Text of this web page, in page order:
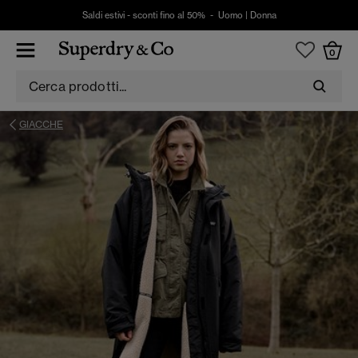
Saldi estivi - sconti fino al 50% - Uomo Donna
0
GIACCHE